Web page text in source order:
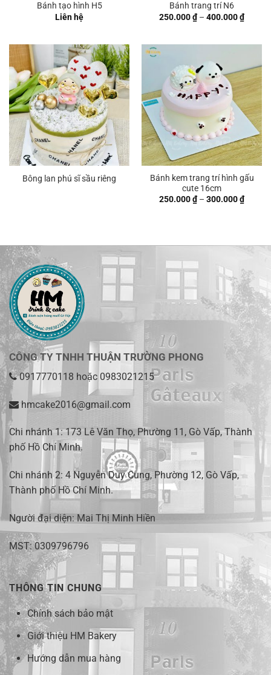
Bánh tạo hình H5
Liên hệ
Bánh trang trí N6
250.000₫ – 400.000₫
giá:
Bông lan phú sĩ sầu riêng
Bánh kem trang trí hình gấu
cute 16cm
250.000₫ – 300.000₫
giá:
CÔNG TY TNHH THUẬN TRƯỜNG PHONG
0917770118 hoặc 0983021215
hmcake2016@gmail.com
Chi nhánh 1:173 Lê Văn Thọ, Phường 11, Gò Vấp, Thành
phố Hồ Chí Minh.
Chi nhánh 2: 4 Nguyễn Duy Cung, Phường 12, Gò Vấp,
Thành phố Hồ Chí Minh.
Người đại diện: Mai Thị Minh Hiền
MST: 0309796796
THÔNG TIN CHUNG
Chính sách bảo mật
Giới thiệu HM Bakery
Hướng dẫn mua hàng